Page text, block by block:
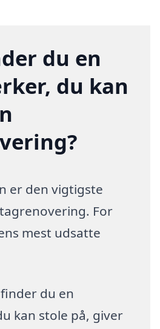
du en
du kan
er den vigtigste
For
mest udsatte
du en
kan stole på, giver